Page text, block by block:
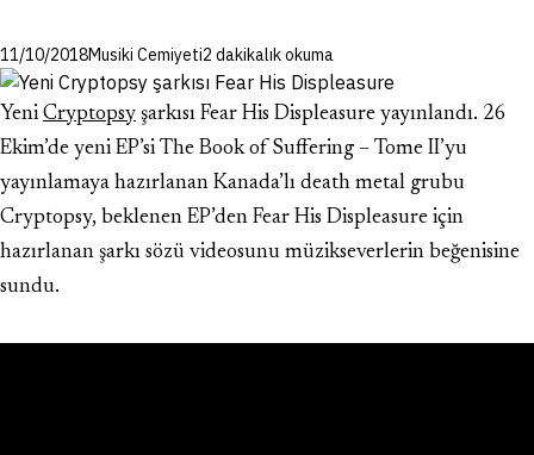
11/10/2018Musiki Cemiyeti2 dakikalık okuma
Yeni Cryptopsy şarkısı Fear His Displeasure yayınlandı. 26
Ekim’de yeni EP’si The Book of Suffering – Tome II’yu
yayınlamaya hazırlanan Kanada’lı death metal grubu
Cryptopsy, beklenen EP’den Fear His Displeasure için
hazırlanan şarkı sözü videosunu müzikseverlerin beğenisine
sundu.